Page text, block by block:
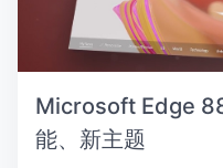
Microsoft Edge
能、新主题